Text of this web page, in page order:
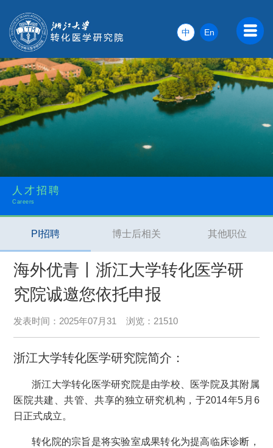
En
中
人才招聘
Careers
PI招聘 博士后相关 其他职位
海外优青丨浙江大学转化医学研
究院诚邀您依托申报
发表时间：2025年07月31 浏览：21510
浙江大学转化医学研究院简介：
浙江大学转化医学研究院是由学校、医学院及其附属
医院共建、共管、共享的独立研究机构，于2014年5月6
日正式成立。
转化院的宗旨是将实验室成果转化为提高临床诊断，